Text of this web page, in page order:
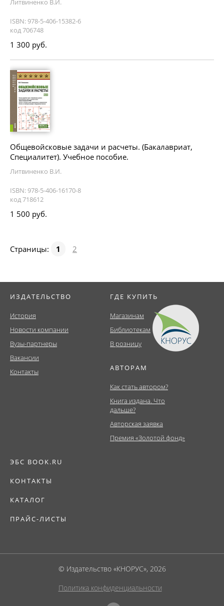
Литвиненко В.И.
ISBN: 978-5-406-15382-6
код 706748
1 300 руб.
Общевойсковые задачи и расчеты. (Бакалавриат,
Специалитет). Учебное пособие.
Литвиненко В.И.
ISBN: 978-5-406-16170-8
код 718612
1 500 руб.
Страницы: 1 2
ИЗДАТЕЛЬСТВО
История
Новости компании
Вузы-партнеры
Вакансии
Контакты
ГДЕ КУПИТЬ
Магазинам
Библиотекам
В розницу
АВТОРАМ
Как стать автором?
Книга издана. Что
дальше?
Авторская заявка
Премия «Золотой фонд»
ЭБС BOOK.RU
КОНТАКТЫ
КАТАЛОГ
ПРАЙС-ЛИСТЫ
© Издательство «КНОРУС», 2026
Политика конфиденциальности